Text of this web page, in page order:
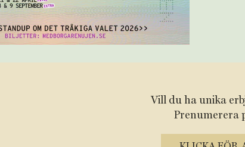
Vill du ha unika
Prenumerera